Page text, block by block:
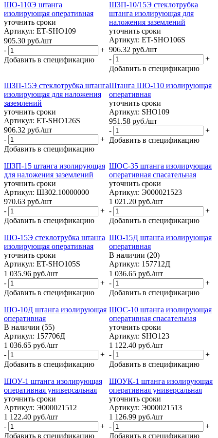
ШО-110Э штанга
изолирующая оперативная
уточнить сроки
Артикул: ET-SHO109
905.30 руб./шт
-
+
Добавить в спецификацию
ШЗП-10/15Э стеклотрубка
штанга изолирующая для
наложения заземлений
уточнить сроки
Артикул: ET-SHO106S
906.32 руб./шт
-
+
Добавить в спецификацию
ШЗП-15Э стеклотрубка штанга
изолирующая для наложения
заземлений
уточнить сроки
Артикул: ET-SHO126S
906.32 руб./шт
-
+
Добавить в спецификацию
Штанга ШО-110 изолирующая
оперативная
уточнить сроки
Артикул: SHO109
951.58 руб./шт
-
+
Добавить в спецификацию
ШЗП-15 штанга изолирующая
для наложения заземлений
уточнить сроки
Артикул: ШЗ02.10000000
970.63 руб./шт
-
+
Добавить в спецификацию
ШОС-35 штанга изолирующая
оперативная спасательная
уточнить сроки
Артикул: Э000021523
1 021.20 руб./шт
-
+
Добавить в спецификацию
ШО-15Э стеклотрубка штанга
изолирующая оперативная
уточнить сроки
Артикул: ET-SHO105S
1 035.96 руб./шт
-
+
Добавить в спецификацию
ШО-15Д штанга изолирующая
оперативная
В наличии (20)
Артикул: 157712Д
1 036.65 руб./шт
-
+
Добавить в спецификацию
ШО-10Д штанга изолирующая
оперативная
В наличии (55)
Артикул: 157706Д
1 036.65 руб./шт
-
+
Добавить в спецификацию
ШОС-10 штанга изолирующая
оперативная спасательная
уточнить сроки
Артикул: SHO123
1 122.40 руб./шт
-
+
Добавить в спецификацию
ШОУ-1 штанга изолирующая
оперативная универсальная
уточнить сроки
Артикул: Э000021512
1 122.40 руб./шт
-
+
Добавить в спецификацию
ШОУК-1 штанга изолирующая
оперативная универсальная
уточнить сроки
Артикул: Э000021513
1 126.99 руб./шт
-
+
Добавить в спецификацию